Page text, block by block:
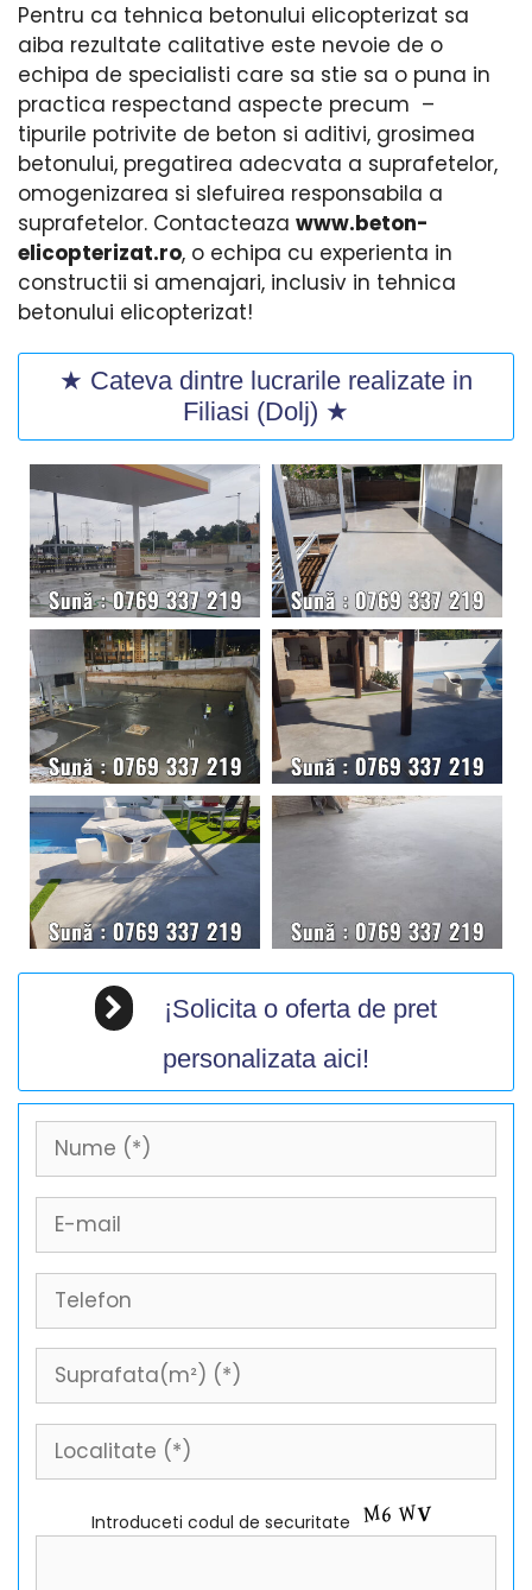
Pentru ca tehnica betonului elicopterizat sa
aiba rezultate calitative este nevoie de o
echipa de specialisti care sa stie sa o puna in
practica respectand aspecte precum –
tipurile potrivite de beton si aditivi, grosimea
betonului, pregatirea adecvata a suprafetelor,
omogenizarea si slefuirea responsabila a
suprafetelor. Contacteaza www.beton-
elicopterizat.ro, o echipa cu experienta in
constructii si amenajari, inclusiv in tehnica
betonului elicopterizat!
★ Cateva dintre lucrarile realizate in
Filiasi (Dolj) ★
¡Solicita o oferta de pret
personalizata aici!
Introduceti codul de securitate